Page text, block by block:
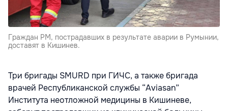
Граждан РМ, пострадавших в результате аварии в Румынии,
доставят в Кишинев.
Три бригады SMURD при ГИЧС, а также бригада
врачей Республиканской службы “Aviasan”
Института неотложной медицины в Кишиневе,